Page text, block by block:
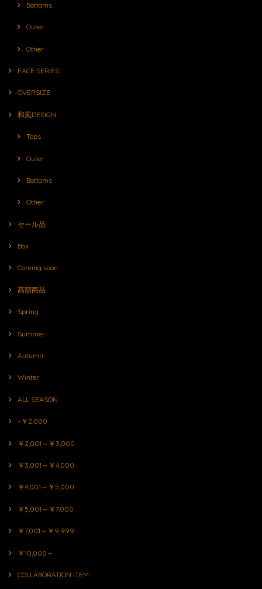
Bottoms
Outer
Other
FACE SERIES
OVERSIZE
和風DESIGN
Tops
Outer
Bottoms
Other
セール品
Box
Coming soon
高額商品
Spring
Summer
Autumn
Winter
ALL SEASON
~￥2,000
￥2,001～￥3,000
￥3,001～￥4,000
￥4,001～￥5,000
￥5,001～￥7,000
￥7,001～￥9,999
￥10,000～
COLLABORATION ITEM